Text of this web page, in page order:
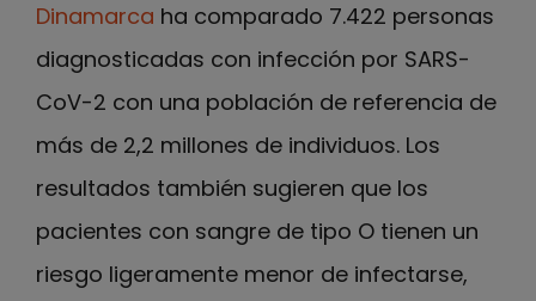
Dinamarca ha comparado 7.422 personas
diagnosticadas con infección por SARS-
CoV-2 con una población de referencia de
más de 2,2 millones de individuos. Los
resultados también sugieren que los
pacientes con sangre de tipo O tienen un
riesgo ligeramente menor de infectarse,